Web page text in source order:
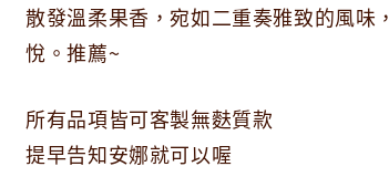
散發溫柔果香，宛如二重奏雅致的風味，
悅。推薦~
所有品項皆可客製無麩質款
提早告知安娜就可以喔